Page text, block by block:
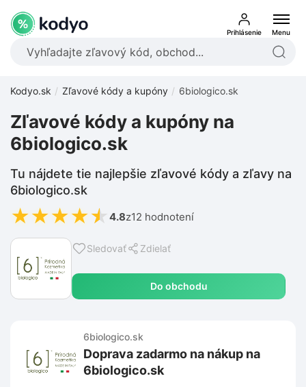
Prihlásenie Menu
Kodyo.sk Zľavové kódy a kupóny 6biologico.sk
Sledovať Zdielať
Do obchodu
Zľavové kódy a kupóny na
6biologico.sk
Tu nájdete tie najlepšie zľavové kódy a zľavy na
6biologico.sk
★★★★★ 4.8z12 hodnotení
6biologico.sk
Doprava zadarmo na nákup na
6biologico.sk